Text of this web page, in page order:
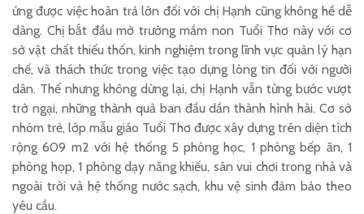
ứng được việc hoàn trả lớn đối với chị Hạnh cũng không hề dễ
dàng. Chị bắt đầu mở trường mầm non Tuổi Thơ này với cơ
sở vật chất thiếu thốn, kinh nghiệm trong lĩnh vực quản lý hạn
chế, và thách thức trong việc tạo dựng lòng tin đối với người
dân. Thế nhưng không dừng lại, chị Hạnh vẫn từng bước vượt
trở ngại, những thành quả ban đầu dần thành hình hài. Cơ sở
nhóm trẻ, lớp mẫu giáo Tuổi Thơ được xây dựng trên diện tích
rộng 609 m2 với hệ thống 5 phòng học, 1 phòng bếp ăn, 1
phòng họp, 1 phòng dạy năng khiếu, sân vui chơi trong nhà và
ngoài trời và hệ thống nước sạch, khu vệ sinh đảm bảo theo
yêu cầu.